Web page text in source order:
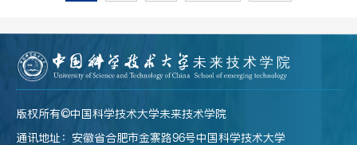
版权所有©️中国科学技术大学未来技术学院
通讯地址：安徽省合肥市金寨路96号中国科学技术大学